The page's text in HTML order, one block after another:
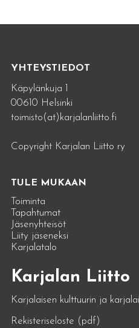
YHTEYSTIEDOT
Käpylänkuja 1
00610 Helsinki
toimisto(at)karjalanliitto.fi
Copyright Karjalan Liitto ry
TULE MUKAAN
Toiminta
Tapahtumat
Jäsenyhteisöt
Liity jäseneksi
Karjalatalo
Karjalan Liitto
Karjalaisen kulttuurin ja
Rekisteriseloste (pdf)